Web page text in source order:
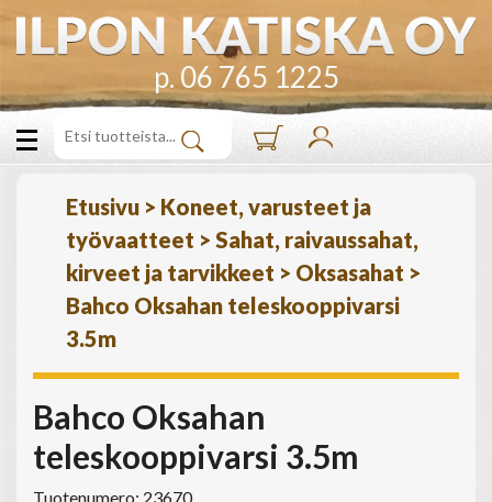
p. 06 765 1225
Etusivu > Koneet, varusteet ja
työvaatteet > Sahat, raivaussahat,
kirveet ja tarvikkeet > Oksasahat >
Bahco Oksahan teleskooppivarsi
3.5m
Bahco Oksahan
teleskooppivarsi 3.5m
Tuotenumero: 23670